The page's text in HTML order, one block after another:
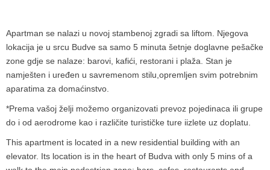
Apartman se nalazi u novoj stambenoj zgradi sa liftom. Njegova
lokacija je u srcu Budve sa samo 5 minuta šetnje doglavne pešačke
zone gdje se nalaze: barovi, kafići, restorani i plaža. Stan je
namješten i uređen u savremenom stilu, opremljen svim potrebnim
aparatima za domaćinstvo.
*Prema vašoj želji možemo organizovati prevoz pojedinaca ili grupe
do i od aerodrome kao i različite turističke ture iizlete uz doplatu.
This apartment is located in a new residential building with an
elevator. Its location is in the heart of Budva with only 5 mins of a